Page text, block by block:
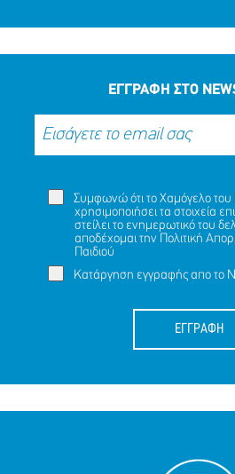
ΕΓΓΡΑΦΗ ΣΤΟ
Συμφωνώ ότι το Χαμόγελο του
χρησιμοποιήσει τα στοιχεία
στείλει το ενημερωτικό του
αποδέχομαι την Πολιτική
Παιδιού
Κατάργηση εγγραφής απο το
ΕΓΓΡΑΦΗ